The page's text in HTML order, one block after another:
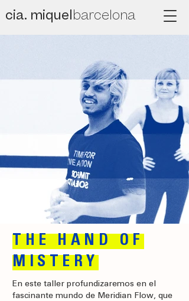
cia. miquelbarcelona
THE HAND OF
MISTERY
En este taller profundizaremos en el
fascinante mundo de Meridian Flow, que